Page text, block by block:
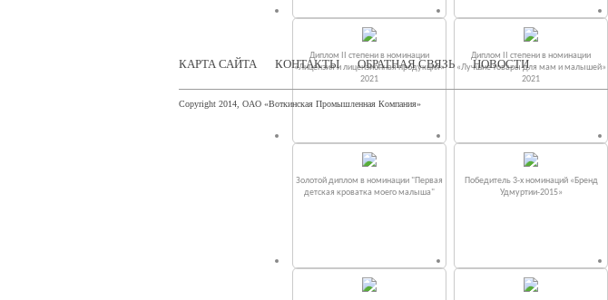
Диплом II степени в номинации
«Лицензия и лицензионная продукция»
2021
Диплом II степени в номинации
«Лучшие товары для мам и малышей»
2021
Золотой диплом в номинации "Первая
детская кроватка моего малыша"
Победитель 3-х номинаций «Бренд
Удмуртии-2015»
КАРТА САЙТА КОНТАКТЫ ОБРАТНАЯ СВЯЗЬ НОВОСТИ
Copyright 2014, ОАО «Воткинская Промышленная Компания»